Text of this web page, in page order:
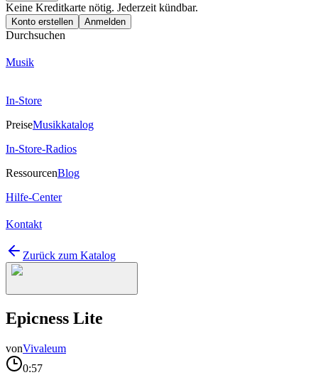
Keine Kreditkarte nötig. Jederzeit kündbar.
Konto erstellen Anmelden
Durchsuchen
Musik
In-Store
PreiseMusikkatalog
In-Store-Radios
RessourcenBlog
Hilfe-Center
Kontakt
Zurück zum Katalog
Epicness Lite
vonVivaleum
0:57